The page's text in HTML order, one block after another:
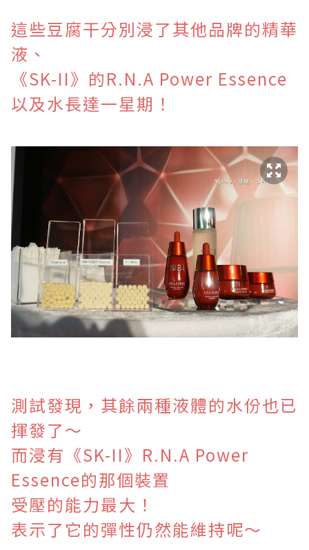
這些豆腐干分別浸了其他品牌的精華
液、
《SK-II》的R.N.A Power Essence
以及水長達一星期！
測試發現， 其餘兩種液體的水份也已
揮發了～
而浸有 《SK-II》R.N.A Power
Essence的那個裝置
受壓的能力最大！
表示了它的彈性仍然能維持呢～